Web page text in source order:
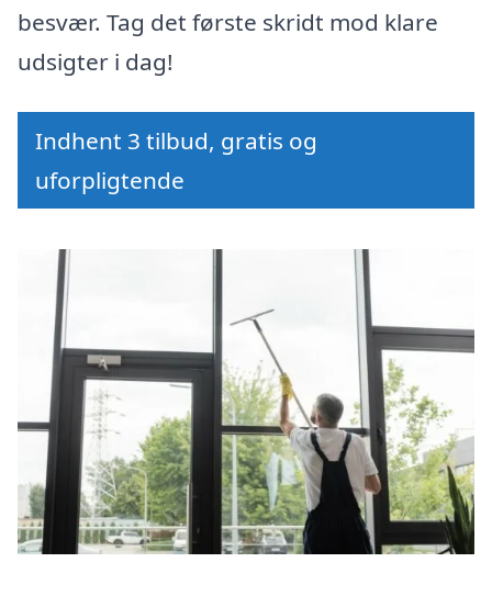
besvær. Tag det første skridt mod klare
udsigter i dag!
Indhent 3 tilbud, gratis og
uforpligtende